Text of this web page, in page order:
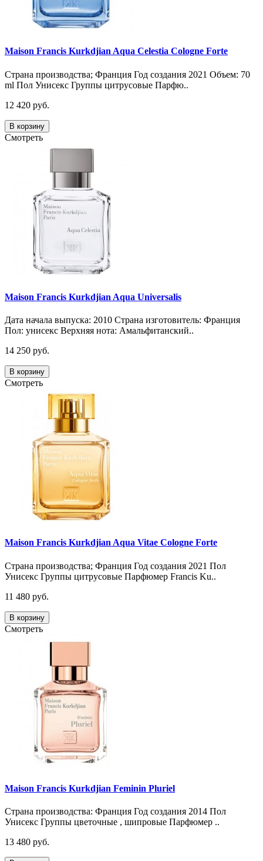
Maison Francis Kurkdjian Aqua Celestia Cologne Forte
Страна производства; Франция Год создания 2021 Объем: 70
ml Пол Унисекс Группы цитрусовые Парфю..
12 420 руб.
В корзину
Смотреть
Maison Francis Kurkdjian Aqua Universalis
Дата начала выпуска: 2010 Страна изготовитель: Франция
Пол: унисекс Верхняя нота: Амальфитанский..
14 250 руб.
В корзину
Смотреть
Maison Francis Kurkdjian Aqua Vitae Cologne Forte
Страна производства; Франция Год создания 2021 Пол
Унисекс Группы цитрусовые Парфюмер Francis Ku..
11 480 руб.
В корзину
Смотреть
Maison Francis Kurkdjian Feminin Pluriel
Страна производства: Франция Год создания 2014 Пол
Унисекс Группы цветочные , шипровые Парфюмер ..
13 480 руб.